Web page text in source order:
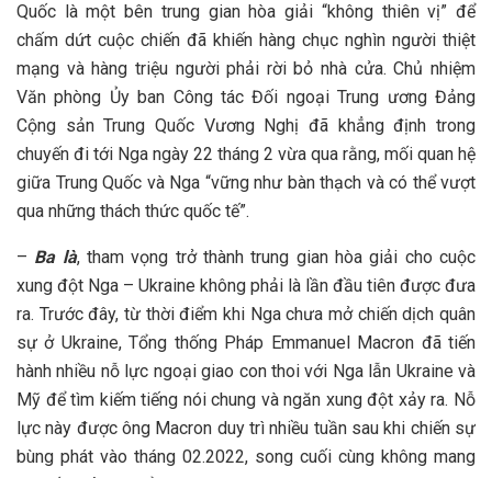
Quốc là một bên trung gian hòa giải “không thiên vị” để
chấm dứt cuộc chiến đã khiến hàng chục nghìn người thiệt
mạng và hàng triệu người phải rời bỏ nhà cửa. Chủ nhiệm
Văn phòng Ủy ban Công tác Đối ngoại Trung ương Đảng
Cộng sản Trung Quốc Vương Nghị đã khẳng định trong
chuyến đi tới Nga ngày 22 tháng 2 vừa qua rằng, mối quan hệ
giữa Trung Quốc và Nga “vững như bàn thạch và có thể vượt
qua những thách thức quốc tế”.
– Ba là, tham vọng trở thành trung gian hòa giải cho cuộc
xung đột Nga – Ukraine không phải là lần đầu tiên được đưa
ra. Trước đây, từ thời điểm khi Nga chưa mở chiến dịch quân
sự ở Ukraine, Tổng thống Pháp Emmanuel Macron đã tiến
hành nhiều nỗ lực ngoại giao con thoi với Nga lẫn Ukraine và
Mỹ để tìm kiếm tiếng nói chung và ngăn xung đột xảy ra. Nỗ
lực này được ông Macron duy trì nhiều tuần sau khi chiến sự
bùng phát vào tháng 02.2022, song cuối cùng không mang